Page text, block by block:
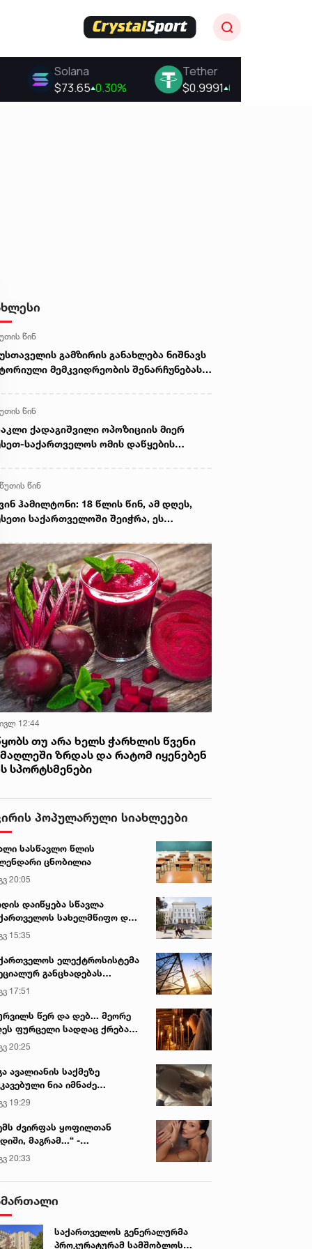
წინ
გამზირის განახლება ნიშნავს
მემკვიდრეობის შენარჩუნებას,
- ზურაბ აბაშიძე
წინ
ქადაგიშვილი ოპოზიციის მიერ
საქართველოს ომის დაწყების
დანაშაულებრივი პოლიტიკის
და გამართლება უნდათ
წინ
ჰამილტონი: 18 წლის წინ, ამ დღეს,
საქართველოში შეიჭრა, ეს
შემდგომი ოკუპაცია დღესაც
უკანონო და მიუღებელია, როგორც
წელს იყო
12:44
თუ არა ხელს ჭარხლის წვენი
ზრდას და რატომ იყენებენ
სპორტსმენები
პოპულარული სიახლეები
სასწავლო წლის
ცნობილია
20:05
დაიწყება სწავლა
სახელმწიფო და
უნივერსიტეტებში
15:35
ელექტროსისტემა
განცხადებას
17:51
წერ და დებ... მეორე
ფურცელი სადღაც ქრება
სურვილი სრულდება...“ -
ტაძარი შიდა
20:25
ავალიანის საქმეზე
ნია იმნაძე
გადაჰყავთ
19:29
ძვირფას ყოფილთან
მაგრამ...“ -
პაიჭაძის
აღიარება
20:33
საქართველოს გენერალურმა
პროკურატურამ სამშობლოს